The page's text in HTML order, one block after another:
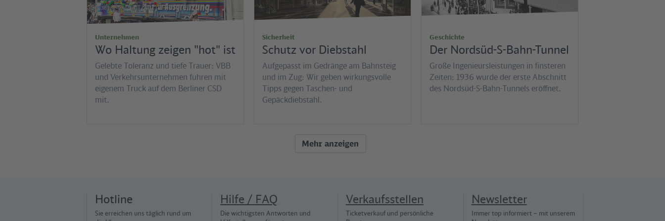
Unternehmen
Wo Haltung zeigen "hot" ist
Gelebte Toleranz und tiefe Trauer: VBB
und Verkehrsunternehmen fuhren mit
eigenem Truck auf dem Berliner CSD
mit.
Sicherheit
Schutz vor Diebstahl
Aufgepasst im Gedränge am Bahnsteig
und im Zug: Wir geben wirkungsvolle
Tipps gegen Taschen- und
Gepäckdiebstahl.
Geschichte
Der Nordsüd-S-Bahn-Tunnel
Große Ingenieursleistungen in finsteren
Zeiten: 1936 wurde der erste Abschnitt
des Nordsüd-S-Bahn-Tunnels eröffnet.
Mehr anzeigen
Hotline
Sie erreichen uns täglich rund um
Hilfe / FAQ
Die wichtigsten Antworten und
Verkaufsstellen
Ticketverkauf und persönliche
Newsletter
Immer top informiert – mit unserem